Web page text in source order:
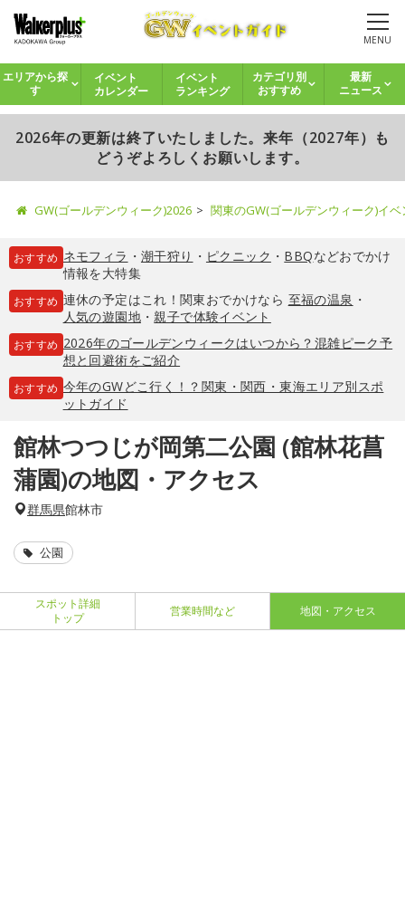
MENU
エリアから探
す
イベント
カレンダー
イベント
ランキング
カテゴリ別
おすすめ
最新
ニュース
2026年の更新は終了いたしました。来年（2027年）も
どうぞよろしくお願いします。
GW(ゴールデンウィーク)2026 関東のGW(ゴールデンウィーク)イ
おすすめ ネモフィラ ・ 潮干狩り ・ ピクニック ・ BBQなどおでかけ
情報を大特集
おすすめ 連休の予定はこれ！関東おでかけなら 至福の温泉 ・
人気の遊園地・親子で体験イベント
おすすめ 2026年のゴールデンウィークはいつから？混雑ピーク予
想と回避術をご紹介
おすすめ 今年のGWどこ行く！？関東・関西・東海エリア別スポ
ットガイド
館林つつじが岡第二公園 (館林花菖
蒲園)の地図・アクセス
群馬県館林市
公園
スポット詳細
トップ
営業時間など 地図・アクセス